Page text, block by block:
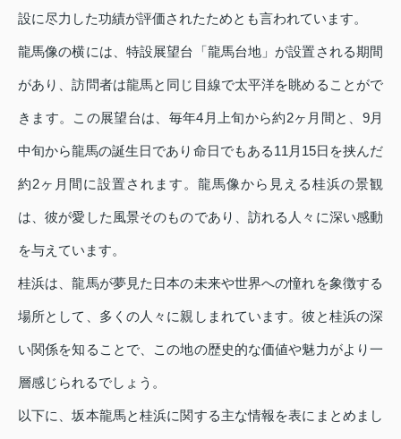
設に尽力した功績が評価されたためとも言われています。
龍馬像の横には、特設展望台「龍馬台地」が設置される期間
があり、訪問者は龍馬と同じ目線で太平洋を眺めることがで
きます。この展望台は、毎年4月上旬から約2ヶ月間と、9月
中旬から龍馬の誕生日であり命日でもある11月15日を挟んだ
約2ヶ月間に設置されます。龍馬像から見える桂浜の景観
は、彼が愛した風景そのものであり、訪れる人々に深い感動
を与えています。
桂浜は、龍馬が夢見た日本の未来や世界への憧れを象徴する
場所として、多くの人々に親しまれています。彼と桂浜の深
い関係を知ることで、この地の歴史的な価値や魅力がより一
層感じられるでしょう。
以下に、坂本龍馬と桂浜に関する主な情報を表にまとめまし